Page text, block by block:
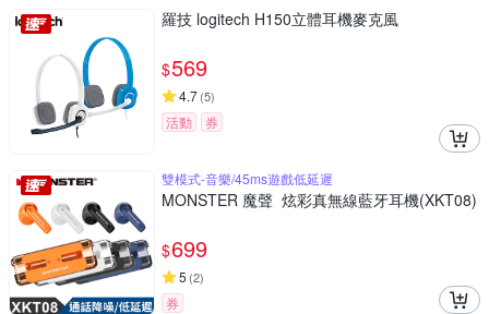
羅技 logitech H150立體耳機麥克風
$569
4.7(5)
活動 券
雙模式-音樂/45ms遊戲低延遲
MONSTER 魔聲 炫彩真無線藍牙耳機(XKT08)
$699
5 (2)
券